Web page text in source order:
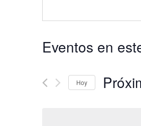
Eventos en
Hoy